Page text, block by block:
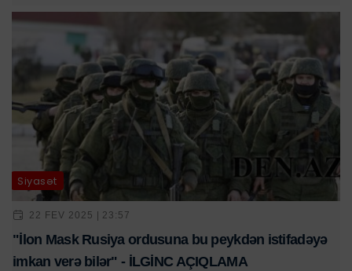
Siyasət
22 FEV 2025 | 23:57
"İlon Mask Rusiya ordusuna bu peykdən istifadəyə
imkan verə bilər" - İLGİNC AÇIQLAMA